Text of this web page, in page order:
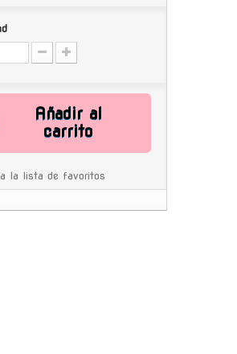
Añadir al
carrito
a la lista de favoritos